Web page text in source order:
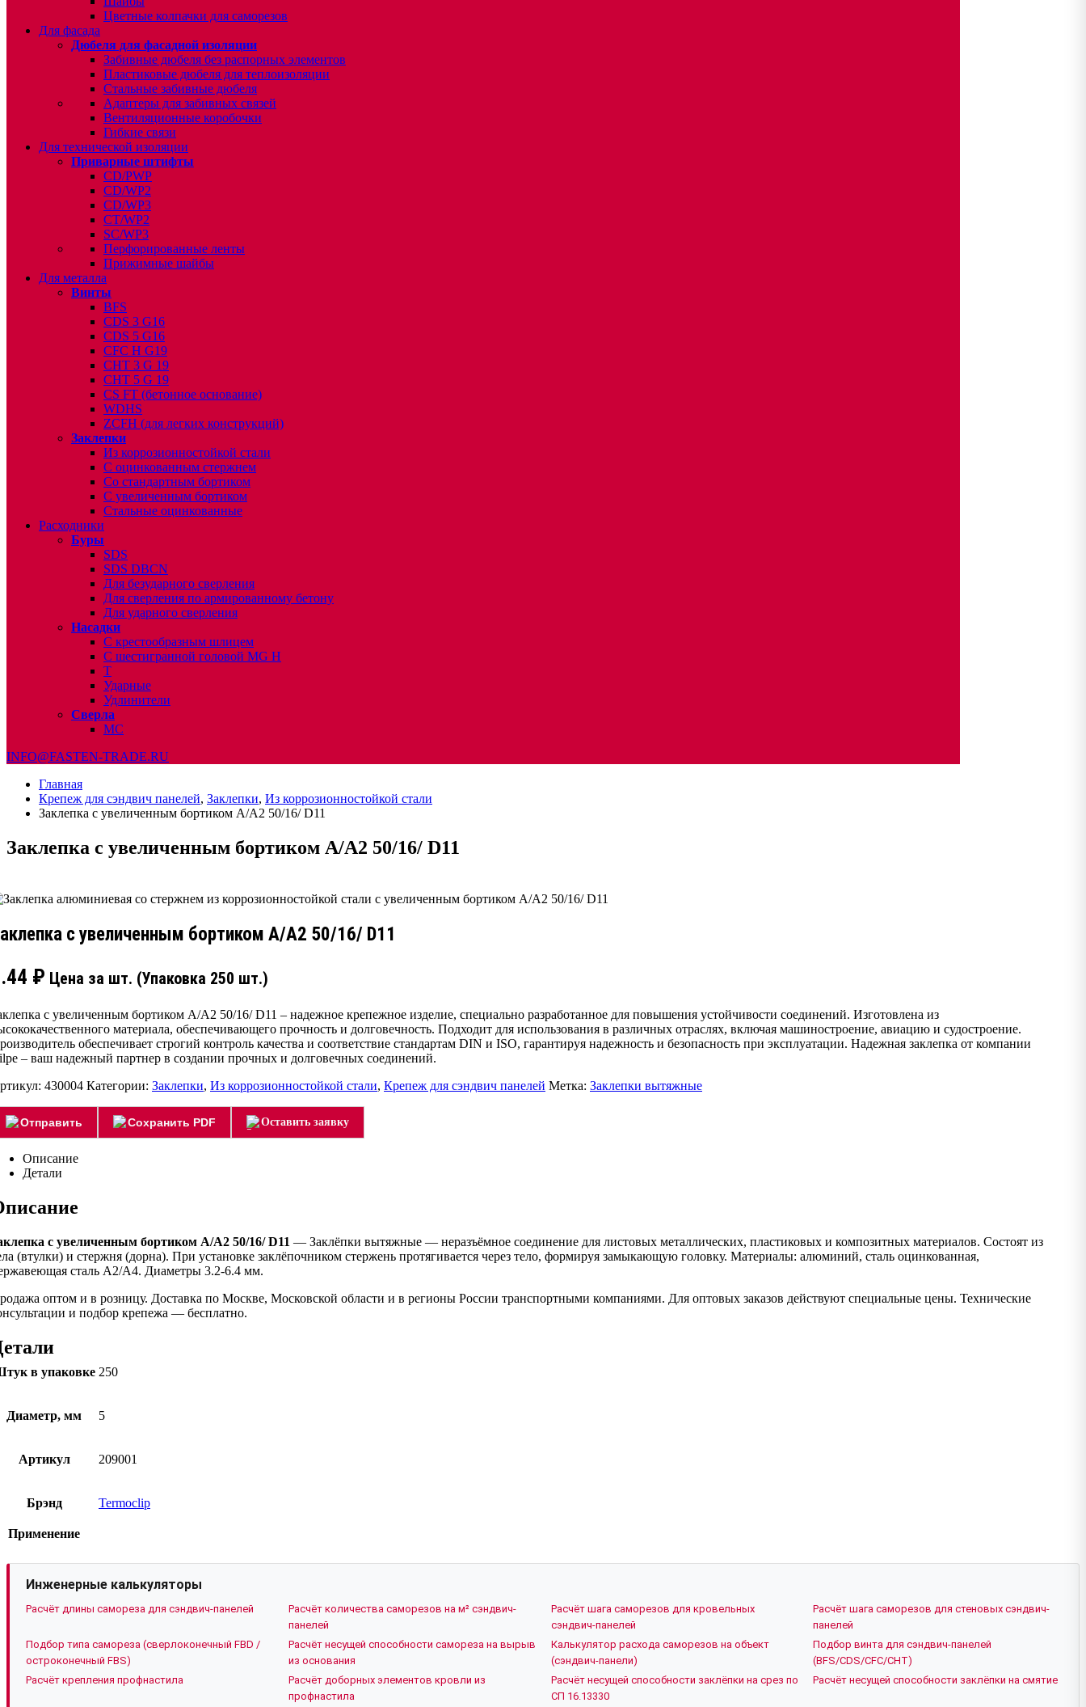
Цветные колпачки для саморезов
Для фасада
Дюбеля для фасадной изоляции
Забивные дюбеля без распорных элементов
Пластиковые дюбеля для теплоизоляции
Стальные забивные дюбеля
Адаптеры для забивных связей
Вентиляционные коробочки
Гибкие связи
Для технической изоляции
Приварные штифты
CD/PWP
CD/WP2
CD/WP3
CT/WP2
SC/WP3
Перфорированные ленты
Прижимные шайбы
Для металла
Винты
BFS
CDS 3 G16
CDS 5 G16
CFC H G19
CHT 3 G 19
CHT 5 G 19
CS FT (бетонное основание)
WDHS
ZCFH (для легких конструкций)
Заклепки
Из коррозионностойкой стали
С оцинкованным стержнем
Со стандартным бортиком
С увеличенным бортиком
Стальные оцинкованные
Расходники
Буры
SDS
SDS DBCN
Для безударного сверления
Для сверления по армированному бетону
Для ударного сверления
Насадки
С крестообразным шлицем
С шестигранной головой MG H
T
Ударные
Удлинители
Сверла
МС
INFO@FASTEN-TRADE.RU
Главная
Крепеж для сэндвич панелей, Заклепки, Из коррозионностойкой стали
Заклепка с увеличенным бортиком А/А2 50/16/ D11
Заклепка с увеличенным бортиком А/А2 50/16/ D11
с увеличенным бортиком А/А2 50/16/ D11
₽ Цена за шт. (Упаковка 250 шт.)
с увеличенным бортиком А/А2 50/16/ D11 – надежное крепежное изделие, специально разработанное для повышения устойчивости соединений. Изготовлена из
материала, обеспечивающего прочность и долговечность. Подходит для использования в различных отраслях, включая машиностроение, авиацию и судостроение.
обеспечивает строгий контроль качества и соответствие стандартам DIN и ISO, гарантируя надежность и безопасность при эксплуатации. Надежная заклепка от компании
– ваш надежный партнер в создании прочных и долговечных соединений.
430004 Категории: Заклепки, Из коррозионностойкой стали, Крепеж для сэндвич панелей Метка: Заклепки вытяжные
Отправить Сохранить PDF Оставить заявку
Описание
Детали
с увеличенным бортиком А/А2 50/16/ D11 — Заклёпки вытяжные — неразъёмное соединение для листовых металлических, пластиковых и композитных материалов. Состоят из
(втулки) и стержня (дорна). При установке заклёпочником стержень протягивается через тело, формируя замыкающую головку. Материалы: алюминий, сталь оцинкованная,
сталь A2/A4. Диаметры 3.2-6.4 мм.
оптом и в розницу. Доставка по Москве, Московской области и в регионы России транспортными компаниями. Для оптовых заказов действуют специальные цены. Технические
и подбор крепежа — бесплатно.
в упаковке 250
Диаметр, мм 5
Артикул 209001
Брэнд Termoclip
Применение
Инженерные калькуляторы
Расчёт длины самореза для сэндвич-панелей
Расчёт количества саморезов на м² сэндвич-
панелей
Расчёт шага саморезов для кровельных
сэндвич-панелей
Расчёт шага саморезов для стеновых сэндвич-
панелей
Подбор типа самореза (сверлоконечный FBD /
остроконечный FBS)
Расчёт несущей способности самореза на вырыв
из основания
Калькулятор расхода саморезов на объект
(сэндвич-панели)
Подбор винта для сэндвич-панелей
(BFS/CDS/CFC/CHT)
Расчёт крепления профнастила
Расчёт доборных элементов кровли из
профнастила
Расчёт несущей способности заклёпки на срез по
СП 16.13330
Расчёт несущей способности заклёпки на смятие